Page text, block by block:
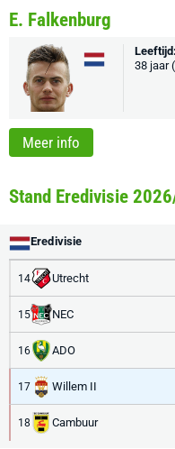
E. Falkenburg
Leeftijd:
38 jaar
Meer info
Stand Eredivisie
Eredivisie
14 Utrecht
15 NEC
16 ADO
17 Willem II
18 Cambuur